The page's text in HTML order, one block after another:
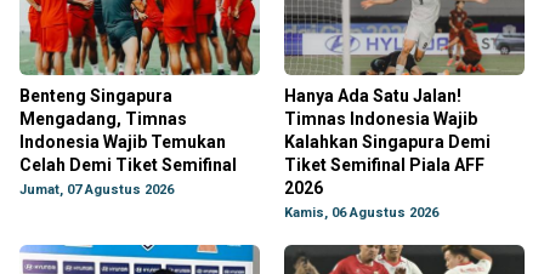
Benteng Singapura
Mengadang, Timnas
Indonesia Wajib Temukan
Celah Demi Tiket Semifinal
Jumat, 07 Agustus 2026
Hanya Ada Satu Jalan!
Timnas Indonesia Wajib
Kalahkan Singapura Demi
Tiket Semifinal Piala AFF
2026
Kamis, 06 Agustus 2026